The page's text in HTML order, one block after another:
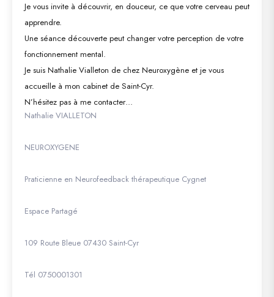
Je vous invite à découvrir, en douceur, ce que votre cerveau peut
apprendre.
Une séance découverte peut changer votre perception de votre
fonctionnement mental.
Je suis Nathalie Vialleton de chez Neuroxygène et je vous
accueille à mon cabinet de Saint-Cyr.
N’hésitez pas à me contacter…
Nathalie VIALLETON
NEUROXYGENE
Praticienne en Neurofeedback thérapeutique Cygnet
Espace Partagé
109 Route Bleue 07430 Saint-Cyr
Tél 0750001301